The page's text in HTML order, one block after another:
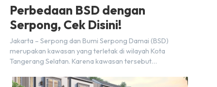
Perbedaan BSD dengan
Serpong, Cek Disini!
Jakarta – Serpong dan Bumi Serpong Damai (BSD)
merupakan kawasan yang terletak di wilayah Kota
Tangerang Selatan. Karena kawasan tersebut
kita yang mengira kedua wilayah ini merupakan tempat